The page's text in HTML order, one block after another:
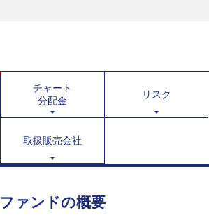
チャート
分配金
リスク
取扱販売会社
ファンドの概要